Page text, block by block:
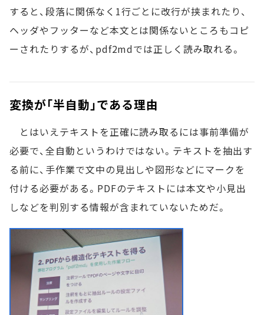
すると、段落に関係なく1行ごとに改行が挟まれたり、
ヘッダやフッターなど本文とは関係ないところもコピ
ーされたりするが、pdf2mdでは正しく読み取れる。
変換が「半自動」である理由
とはいえテキストを正確に読み取るには事前準備が
必要で、全自動というわけではない。テキストを抽出す
る前に、手作業で文中の見出しや図形などにマークを
付ける必要がある。PDFのテキストには本文や小見出
しなどを判別する情報が含まれていないためだ。